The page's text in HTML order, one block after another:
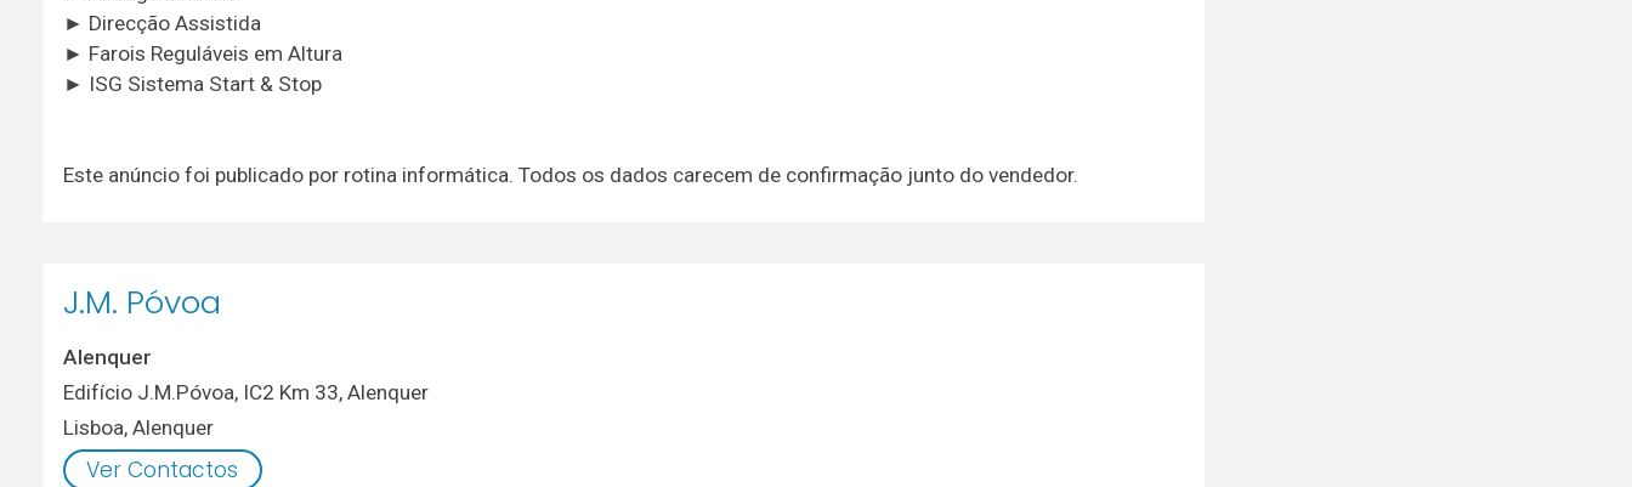
► Direcção Assistida
► Farois Reguláveis em Altura
► ISG Sistema Start & Stop
Este anúncio foi publicado por rotina informática. Todos os dados carecem de confirmação junto do vendedor.
J.M. Póvoa
Alenquer
Edifício J.M.Póvoa, IC2 Km 33, Alenquer
Lisboa, Alenquer
Ver Contactos